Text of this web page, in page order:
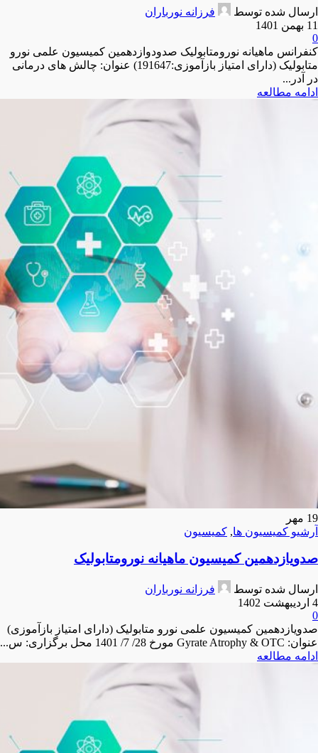
ارسال شده توسط
فرزانه نورباران
11 بهمن 1401
0
کنفرانس ماهیانه نورومتابولیک صدودوازدهمین کمیسیون علمی نورو
متابولیک (دارای امتیاز بازآموزی:191647) عنوان: چالش های درمانی
در آدر...
ادامه مطالعه
19 مهر
آرشیو کمیسیون ها, کمیسیون
صدویازدهمین کمیسیون ماهیانه نورومتابولیک
ارسال شده توسط
فرزانه نورباران
4 اردیبهشت 1402
0
صدویازدهمین کمیسیون علمی نورو متابولیک (دارای امتیاز بازآموزی)
عنوان: Gyrate Atrophy & OTC مورخ 28/ 7/ 1401 محل برگزاری: س...
ادامه مطالعه